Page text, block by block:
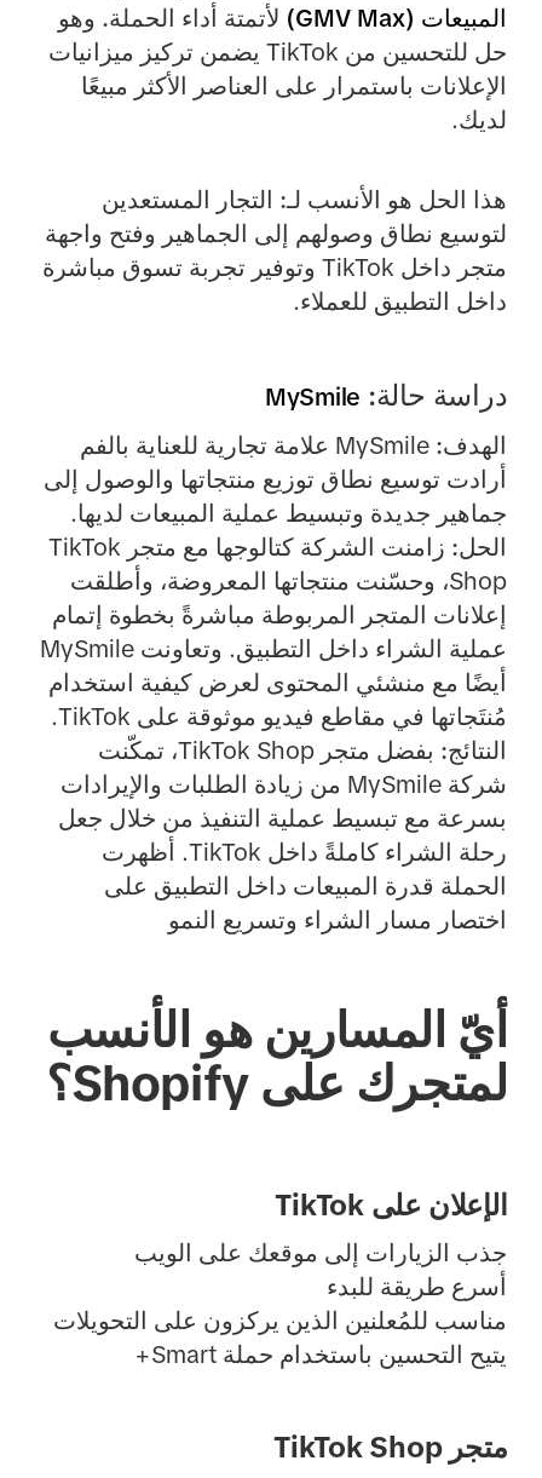
المبيعات (GMV Max)
لأتمتة أداء الحملة. وهو
حل للتحسين من TikTok يضمن تركيز ميزانيات
الإعلانات باستمرار على العناصر الأكثر مبيعًا
لديك.
هذا الحل هو الأنسب لـ: التجار المستعدين
لتوسيع نطاق وصولهم إلى الجماهير وفتح واجهة
متجر داخل TikTok وتوفير تجربة تسوق مباشرة
داخل التطبيق للعملاء.
دراسة حالة: MySmile
الهدف:
MySmile علامة تجارية للعناية بالفم
أرادت توسيع نطاق توزيع منتجاتها والوصول إلى
جماهير جديدة وتبسيط عملية المبيعات لديها.
الحل:
زامنت الشركة كتالوجها مع متجر TikTok
Shop، وحسّنت منتجاتها المعروضة، وأطلقت
إعلانات المتجر المربوطة مباشرةً بخطوة إتمام
عملية الشراء داخل التطبيق. وتعاونت MySmile
أيضًا مع منشئي المحتوى لعرض كيفية استخدام
مُنتَجاتها في مقاطع فيديو موثوقة على TikTok.
النتائج:
بفضل متجر TikTok Shop، تمكّنت
شركة MySmile من زيادة الطلبات والإيرادات
بسرعة مع تبسيط عملية التنفيذ من خلال جعل
رحلة الشراء كاملةً داخل TikTok. أظهرت
الحملة قدرة المبيعات داخل التطبيق على
اختصار مسار الشراء وتسريع النمو
أيّ المسارين هو الأنسب
لمتجرك على Shopify؟
الإعلان على TikTok
جذب الزيارات إلى موقعك على الويب
أسرع طريقة للبدء
مناسب للمُعلنين الذين يركزون على التحويلات
يتيح التحسين باستخدام حملة Smart+
متجر TikTok Shop